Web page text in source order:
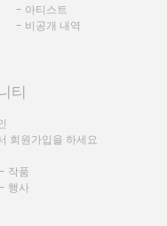
- 아티스트
- 비공개 내역
티
회원가입을 하세요
작품
행사